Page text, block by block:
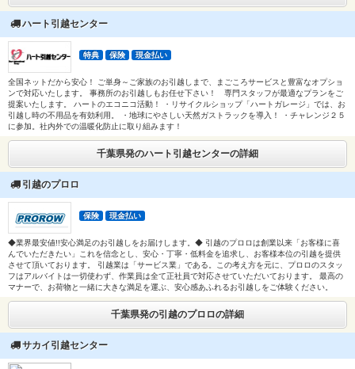
ハート引越センター
特典 保険 現金払い
全国ネットだから安心！ ご単身～ご家族のお引越しまで、まごころサービスと豊富なオプショ
ンで対応いたします。 事務所のお引越しもお任せ下さい！ 専門スタッフが最適なプランをご
提案いたします。 ハートのエコニコ活動！ ・リサイクルショップ「ハートガレージ」では、お
引越し時の不用品を有効利用。 ・地球にやさしい天然ガストラックを導入！ ・チャレンジ２５
に参加。社内外での温暖化防止に取り組みます！
千葉県発のハート引越センターの詳細
引越のプロロ
保険 現金払い
◆業界最安値!!安心満足のお引越しをお届けします。◆ 引越のプロロは創業以来「お客様に喜
んでいただきたい」これを信念とし、安心・丁寧・低料金を追求し、お客様本位の引越を提供
させて頂いております。 引越業は「サービス業」である。この考え方を元に、プロロのスタッ
フはアルバイトは一切使わず、作業員は全て正社員で対応させていただいております。 最高の
マナーで、お荷物と一緒に大きな満足を運ぶ、安心感あふれるお引越しをご体験ください。
千葉県発の引越のプロロの詳細
サカイ引越センター